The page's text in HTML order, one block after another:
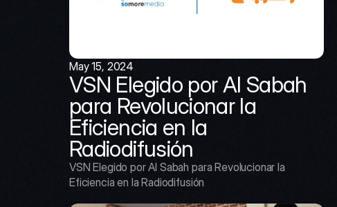
May 15, 2024
VSN Elegido por Al Sabah
para Revolucionar la
Eficiencia en la
Radiodifusión
VSN Elegido por Al Sabah para Revolucionar la
Eficiencia en la Radiodifusión